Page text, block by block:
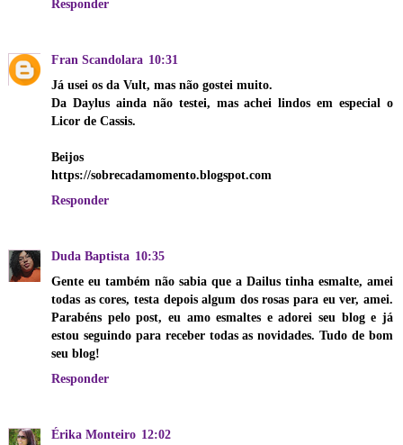
Responder
Fran Scandolara 10:31
Já usei os da Vult, mas não gostei muito.
Da Daylus ainda não testei, mas achei lindos em especial o
Licor de Cassis.
Beijos
https://sobrecadamomento.blogspot.com
Responder
Duda Baptista 10:35
Gente eu também não sabia que a Dailus tinha esmalte, amei
todas as cores, testa depois algum dos rosas para eu ver, amei.
Parabéns pelo post, eu amo esmaltes e adorei seu blog e já
estou seguindo para receber todas as novidades. Tudo de bom
seu blog!
Responder
Érika Monteiro 12:02